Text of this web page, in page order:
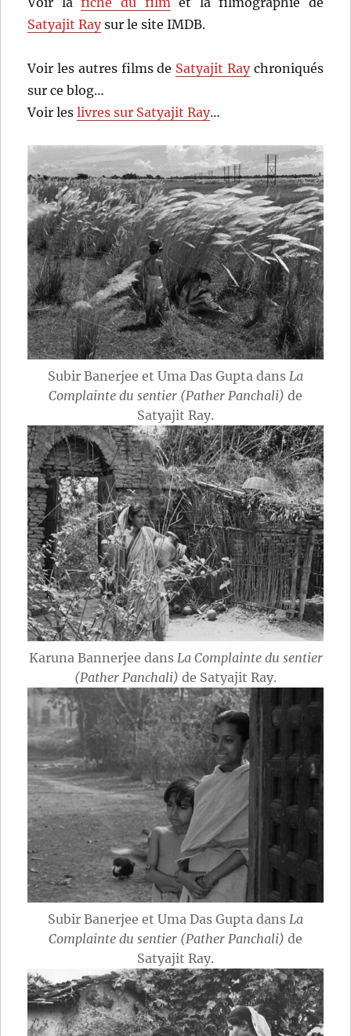
Satyajit Raysur le site IMDB.
Voir les autres films de Satyajit Raychroniqués
sur ce blog…
Voir leslivres sur Satyajit Ray…
Subir Banerjee et Uma Das Gupta dans La
Complainte du sentier (Pather Panchali) de
Satyajit Ray.
Karuna Bannerjee dans La Complainte du sentier
(Pather Panchali) de Satyajit Ray.
Subir Banerjee et Uma Das Gupta dans La
Complainte du sentier (Pather Panchali) de
Satyajit Ray.